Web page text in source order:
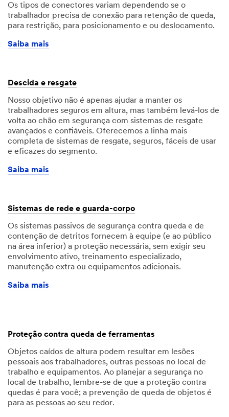
Os tipos de conectores variam dependendo se o
trabalhador precisa de conexão para retenção de queda,
para restrição, para posicionamento e ou deslocamento.
Saiba mais
Descida e resgate
Nosso objetivo não é apenas ajudar a manter os
trabalhadores seguros em altura, mas também levá-los de
volta ao chão em segurança com sistemas de resgate
avançados e confiáveis. Oferecemos a linha mais
completa de sistemas de resgate, seguros, fáceis de usar
e eficazes do segmento.
Saiba mais
Sistemas de rede e guarda-corpo
Os sistemas passivos de segurança contra queda e de
contenção de detritos fornecem à equipe (e ao público
na área inferior) a proteção necessária, sem exigir seu
envolvimento ativo, treinamento especializado,
manutenção extra ou equipamentos adicionais.
Saiba mais
Proteção contra queda de ferramentas
Objetos caídos de altura podem resultar em lesões
pessoais aos trabalhadores, outras pessoas no local de
trabalho e equipamentos. Ao planejar a segurança no
local de trabalho, lembre-se de que a proteção contra
quedas é para você; a prevenção de queda de objetos é
para as pessoas ao seu redor.